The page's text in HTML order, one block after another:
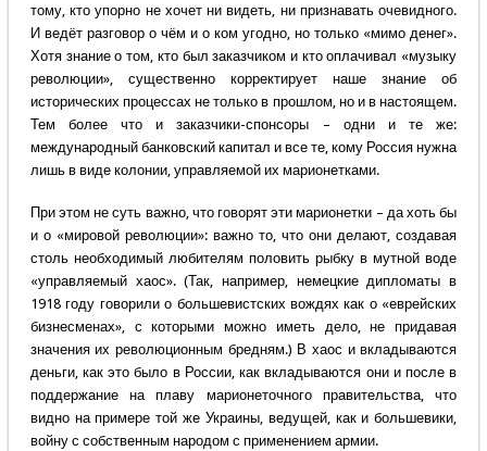
тому, кто упорно не хочет ни видеть, ни признавать очевидного.
И ведёт разговор о чём и о ком угодно, но только «мимо денег».
Хотя знание о том, кто был заказчиком и кто оплачивал «музыку
революции», существенно корректирует наше знание об
исторических процессах не только в прошлом, но и в настоящем.
Тем более что и заказчики-спонсоры – одни и те же:
международный банковский капитал и все те, кому Россия нужна
лишь в виде колонии, управляемой их марионетками.
При этом не суть важно, что говорят эти марионетки – да хоть бы
и о «мировой революции»: важно то, что они делают, создавая
столь необходимый любителям половить рыбку в мутной воде
«управляемый хаос». (Так, например, немецкие дипломаты в
1918 году говорили о большевистских вождях как о «еврейских
бизнесменах», с которыми можно иметь дело, не придавая
значения их революционным бредням.) В хаос и вкладываются
деньги, как это было в России, как вкладываются они и после в
поддержание на плаву марионеточного правительства, что
видно на примере той же Украины, ведущей, как и большевики,
войну с собственным народом с применением армии.